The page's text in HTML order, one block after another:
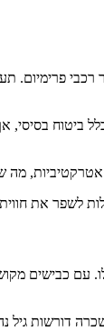
משתלמת בצורה נעימה, עם תעריפים יומיים החל מ-20
בסיסי, אך
מה
עם כבישים